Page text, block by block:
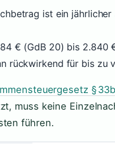
ist ein
€ (GdB 20) bis 2.840
rückwirkend für bis zu
§
muss keine
führen.